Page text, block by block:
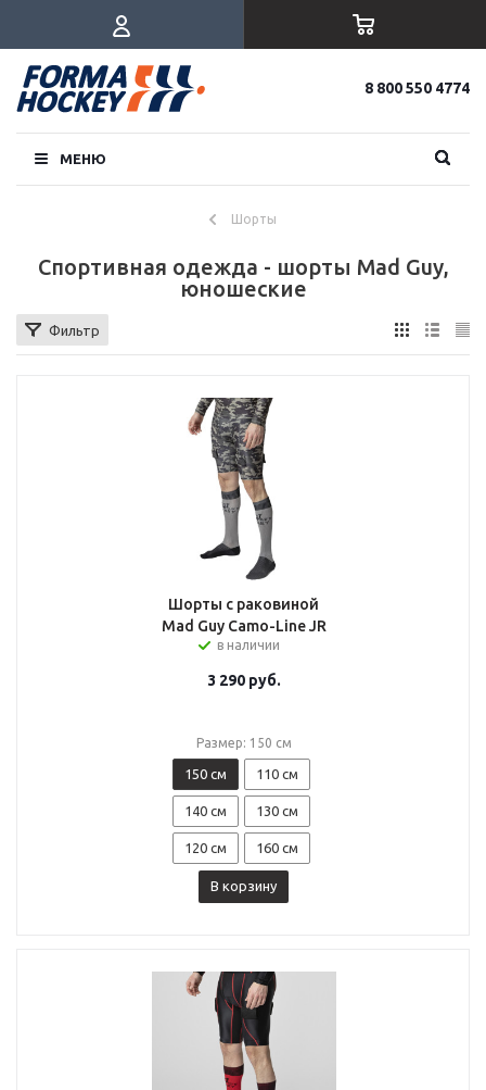
8 800 550 4774
МЕНЮ
Шорты
Спортивная одежда - шорты Mad Guy,
юношеские
Фильтр
Шорты с раковиной
Mad Guy Camo-Line JR
в наличии
3 290руб.
Размер: 150 см
150 см 110 см
140 см 130 см
120 см 160 см
В корзину